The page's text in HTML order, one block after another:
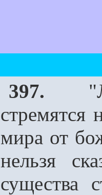
397.
стремятся
мира от
нельзя
существа